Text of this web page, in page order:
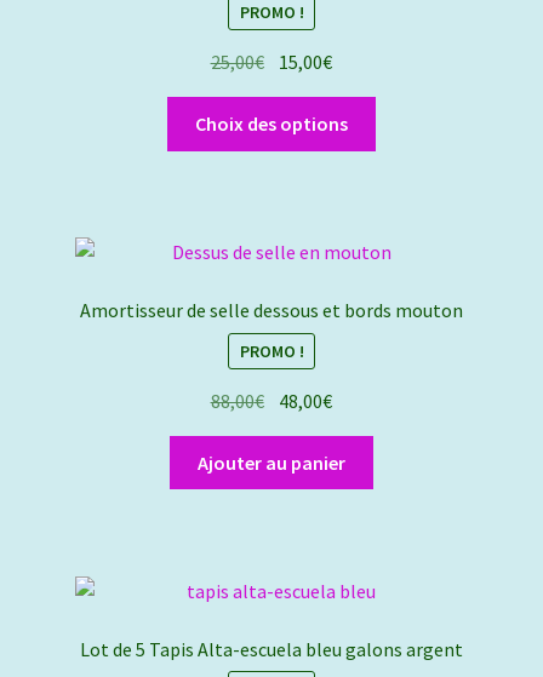
PROMO !
25,00€ Le
prix
initial
était :
15,00€Le
prix
actuel
est :
Choix des options
Les
peuvent
Amortisseur de selle dessous et bords mouton
PROMO !
88,00€ Le
initial
était :
48,00€Le
actuel
est :
Ajouter au panier
Lot de 5 Tapis Alta-escuela bleu galons argent